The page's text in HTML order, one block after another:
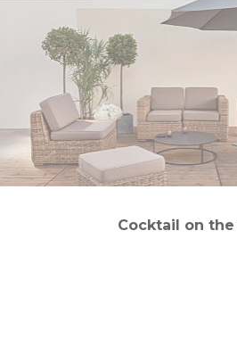
Cocktail on